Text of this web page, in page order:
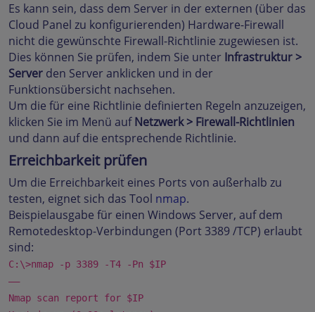
Es kann sein, dass dem Server in der externen (über das
Cloud Panel zu konfigurierenden) Hardware-Firewall
nicht die gewünschte Firewall-Richtlinie zugewiesen ist.
Dies können Sie prüfen, indem Sie unter Infrastruktur >
Server den Server anklicken und in der
Funktionsübersicht nachsehen.
Um die für eine Richtlinie definierten Regeln anzuzeigen,
klicken Sie im Menü aufNetzwerk > Firewall-Richtlinien
und dann auf die entsprechende Richtlinie.
Erreichbarkeit prüfen
Um die Erreichbarkeit eines Ports von außerhalb zu
testen, eignet sich das Tool nmap.
Beispielausgabe für einen Windows Server, auf dem
Remotedesktop-Verbindungen (Port 3389 /TCP) erlaubt
sind:
C:\>nmap -p 3389 -T4 -Pn $IP
––
Nmap scan report for $IP